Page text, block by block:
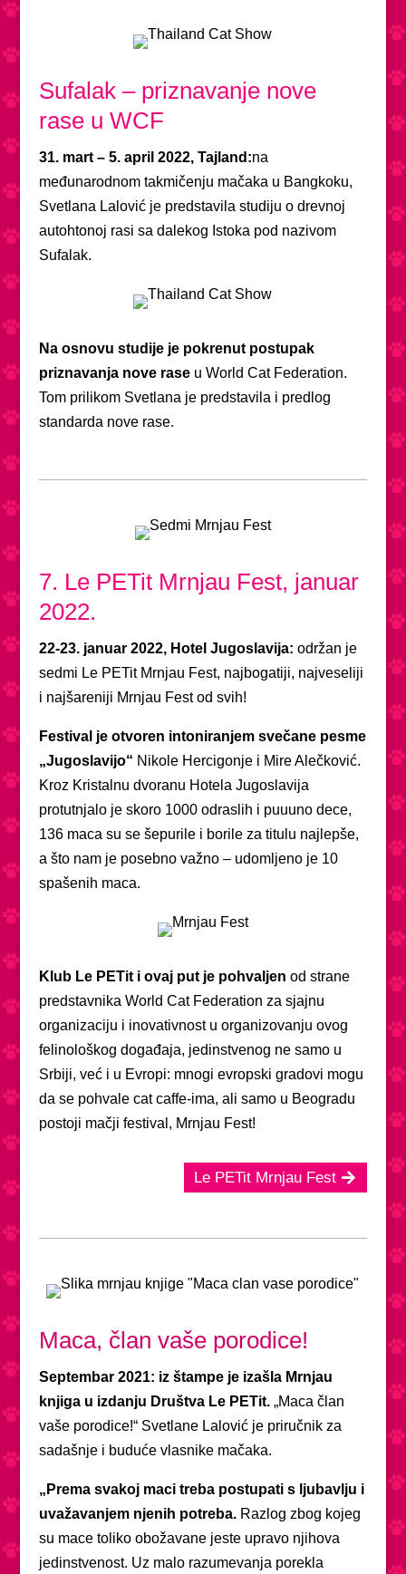
Sufalak – priznavanje nove
rase u WCF
31. mart – 5. april 2022, Tajland:na
međunarodnom takmičenju mačaka u Bangkoku,
Svetlana Lalović je predstavila studiju o drevnoj
autohtonoj rasi sa dalekog Istoka pod nazivom
Sufalak.
Na osnovu studije je pokrenut postupak
priznavanja nove raseu World Cat Federation.
Tom prilikom Svetlana je predstavila i predlog
standarda nove rase.
7. Le PETit Mrnjau Fest, januar
2022.
22-23. januar 2022, Hotel Jugoslavija: održan je
sedmi Le PETit Mrnjau Fest, najbogatiji, najveseliji
i najšareniji Mrnjau Fest od svih!
Festival je otvoren intoniranjem svečane pesme
„Jugoslavijo“ Nikole Hercigonje i Mire Alečković.
Kroz Kristalnu dvoranu Hotela Jugoslavija
protutnjalo je skoro 1000 odraslih i puuuno dece,
136 maca su se šepurile i borile za titulu najlepše,
a što nam je posebno važno – udomljeno je 10
spašenih maca.
Klub Le PETit i ovaj put je pohvaljen od strane
predstavnika World Cat Federation za sjajnu
organizaciju i inovativnost u organizovanju ovog
felinološkog događaja, jedinstvenog ne samo u
Srbiji, već i u Evropi: mnogi evropski gradovi mogu
da se pohvale cat caffe-ima, ali samo u Beogradu
postoji mačji festival, Mrnjau Fest!
Le PETit Mrnjau Fest
Maca, član vaše porodice!
Septembar 2021: iz štampe je izašla Mrnjau
knjiga u izdanju Društva Le PETit. „Maca član
vaše porodice!“ Svetlane Lalović je priručnik za
sadašnje i buduće vlasnike mačaka.
„Prema svakoj maci treba postupati s ljubavlju i
uvažavanjem njenih potreba. Razlog zbog kojeg
su mace toliko obožavane jeste upravo njihova
jedinstvenost. Uz malo razumevanja porekla